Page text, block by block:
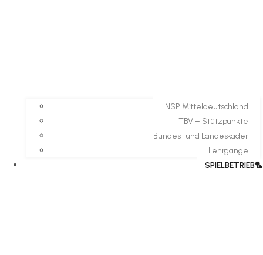
NSP Mitteldeutschland
TBV – Stützpunkte
Bundes- und Landeskader
Lehrgänge
SPIELBETRIEB🏸